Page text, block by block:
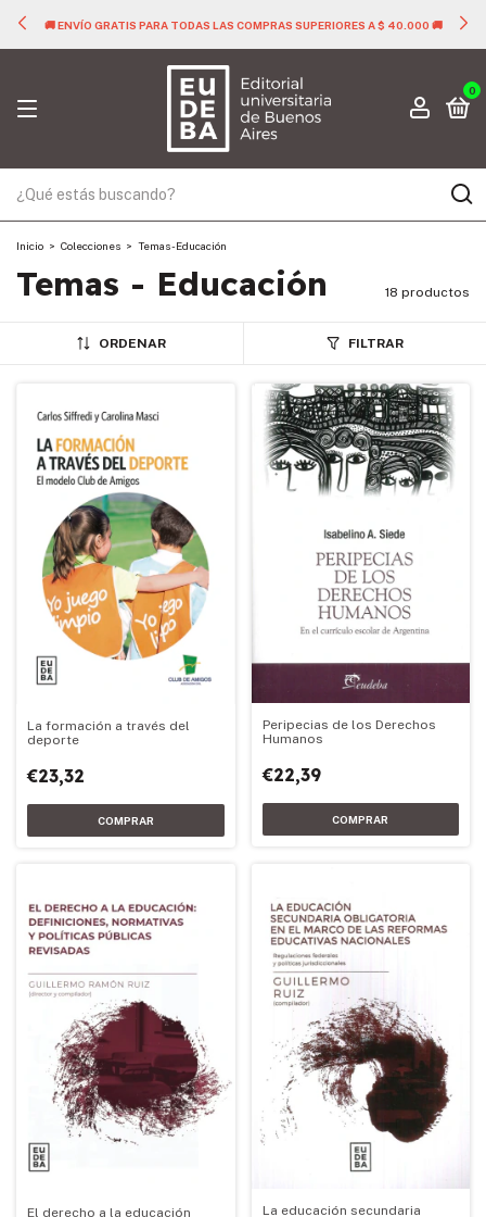
🚚 ENVÍO GRATIS PARA TODAS LAS COMPRAS SUPERIORES A $ 40.000 🚚
0
Inicio > Colecciones > Temas - Educación
Temas - Educación 18 productos
ORDENAR FILTRAR
La formación a través del
deporte
€23,32
Peripecias de los Derechos
Humanos
€22,39
El derecho a la educación
La educación secundaria